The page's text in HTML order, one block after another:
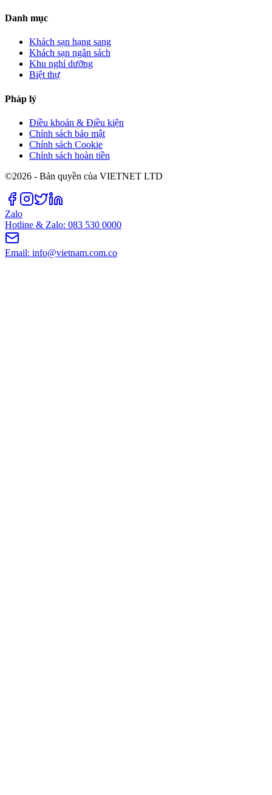
Danh mục
Khách sạn hạng sang
Khách sạn ngân sách
Khu nghỉ dưỡng
Biệt thự
Pháp lý
Điều khoản & Điều kiện
Chính sách bảo mật
Chính sách Cookie
Chính sách hoàn tiền
©2026 - Bản quyền của VIETNET LTD
Zalo
Hotline & Zalo: 083 530 0000
Email: info@vietnam.com.co